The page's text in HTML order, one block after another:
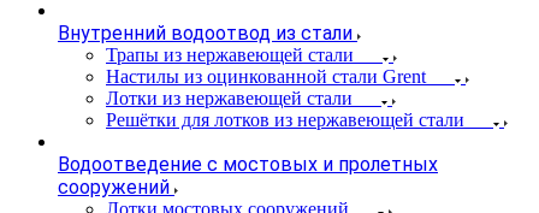
Внутренний водоотвод из стали
Трапы из нержавеющей стали
Настилы из оцинкованной стали Grent
Лотки из нержавеющей стали
Решётки для лотков из нержавеющей стали
Водоотведение с мостовых и пролетных
сооружений
Лотки мостовых сооружений